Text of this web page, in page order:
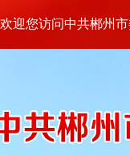
欢迎您访问中共郴州